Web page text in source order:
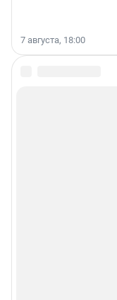
7 августа, 18:00